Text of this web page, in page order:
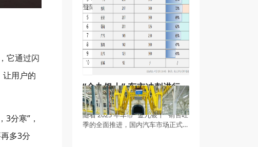
它通过闪
让用户的
分寒”，
多3分
登陆得克萨斯州的奥斯汀。美洲赛
道，于2012年首次登上赛历，今年
这站比赛中车队拿到的三款配方轮
胎特别之处是硬胎和中性胎、软胎
之间有跳档。这将成为一次有趣的
尝试——在这条
“金九银十” 车市冲刺进行
时，比亚迪、上汽破 300
万辆 最新销量目标完成率
超71%领跑行业
随着 2025 年车市 “金九银十” 销售旺
季的全面推进，国内汽车市场正式